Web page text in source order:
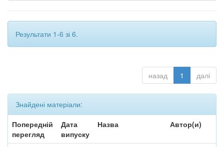
Результати 1-6 зі 6.
назад 1 далі
Знайдені матеріали:
Попередній
перегляд
Дата
випуску
Назва Автор(и)